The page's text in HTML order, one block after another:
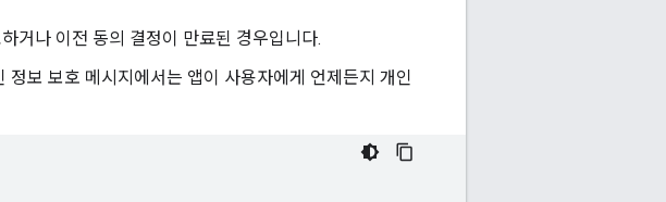
거나 이전 동의 결정이 만료된 경우입니다.
정보 보호 메시지에서는 앱이 사용자에게 언제든지 개인